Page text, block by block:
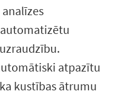
atpazītu
kustības ātrumu